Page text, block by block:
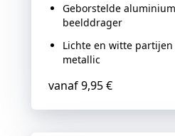
Geborstelde
beelddrager
Lichte en witte
metallic
vanaf9,95 €